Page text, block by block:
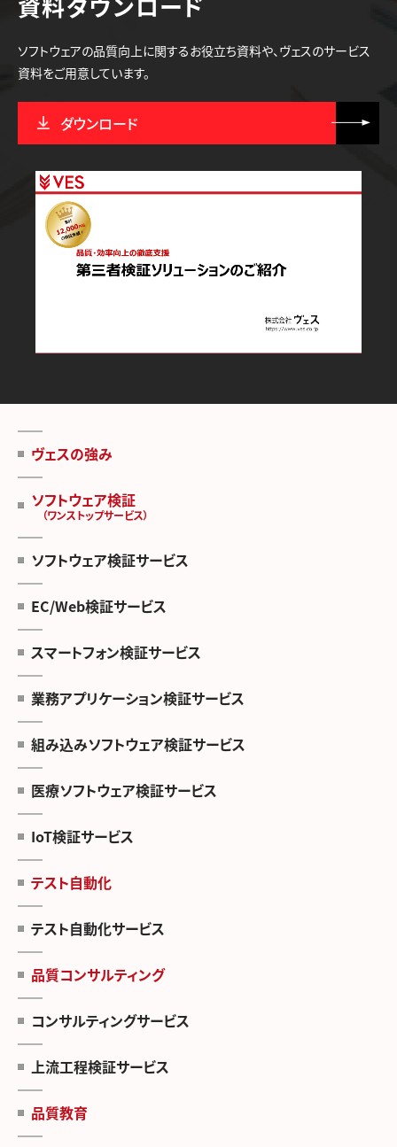
ソフトウェアの品質向上に関するお役立ち資料や、ヴェスのサービス
資料をご用意しています。
ダウンロード
ヴェスの強み
ソフトウェア検証
（ワンストップサービス）
ソフトウェア検証サービス
EC/Web検証サービス
スマートフォン検証サービス
業務アプリケーション検証サービス
組み込みソフトウェア検証サービス
医療ソフトウェア検証サービス
IoT検証サービス
テスト自動化
テスト自動化サービス
品質コンサルティング
コンサルティングサービス
上流工程検証サービス
品質教育